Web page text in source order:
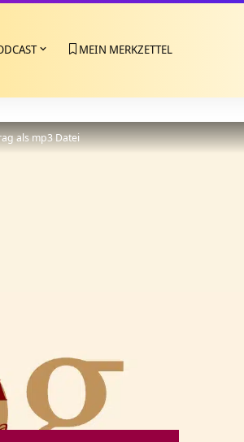
MEIN MERKZETTEL
als mp3 Datei